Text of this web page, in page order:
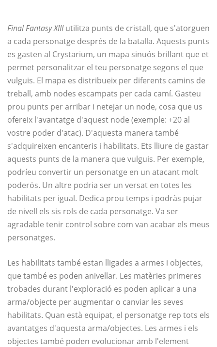
Final Fantasy XIIIutilitza punts de cristall, que s'atorguen
a cada personatge després de la batalla. Aquests punts
es gasten al Crystarium, un mapa sinuós brillant que et
permet personalitzar el teu personatge segons el que
vulguis. El mapa es distribueix per diferents camins de
treball, amb nodes escampats per cada camí. Gasteu
prou punts per arribar i netejar un node, cosa que us
ofereix l'avantatge d'aquest node (exemple: +20 al
vostre poder d'atac). D'aquesta manera també
s'adquireixen encanteris i habilitats. Ets lliure de gastar
aquests punts de la manera que vulguis. Per exemple,
podríeu convertir un personatge en un atacant molt
poderós. Un altre podria ser un versat en totes les
habilitats per igual. Dedica prou temps i podràs pujar
de nivell els sis rols de cada personatge. Va ser
agradable tenir control sobre com van acabar els meus
personatges.
Les habilitats també estan lligades a armes i objectes,
que també es poden anivellar. Les matèries primeres
trobades durant l'exploració es poden aplicar a una
arma/objecte per augmentar o canviar les seves
habilitats. Quan està equipat, el personatge rep tots els
avantatges d'aquesta arma/objectes. Les armes i els
objectes també poden evolucionar amb l'element